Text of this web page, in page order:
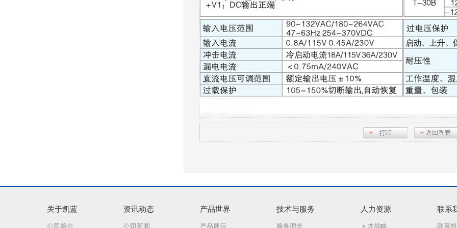
关于凯蓝
公司简介
资讯动态
公司新闻
产品世界
产品展示
技术与服务
服务理念
人力资源
人才战略
联系
联系